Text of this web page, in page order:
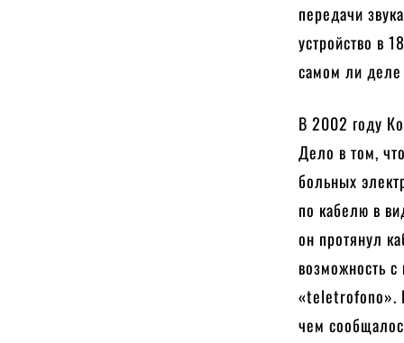
передачи
устройство в
самом ли
В 2002 году
Дело в том,
больных
по кабелю в
он протянул
возможность с
«teletrofono».
чем